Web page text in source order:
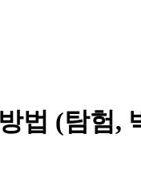
법 (탐험,